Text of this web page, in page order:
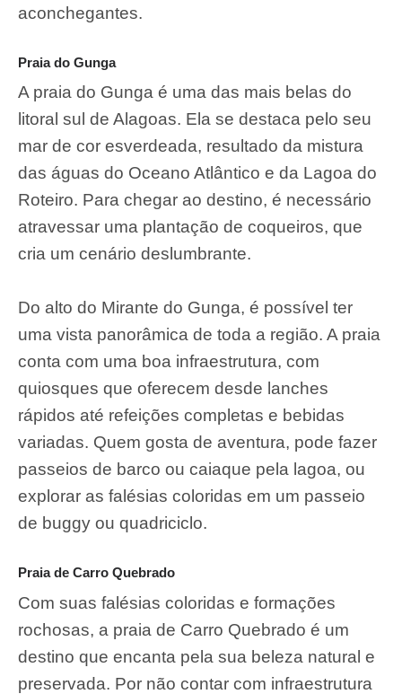
aconchegantes.
Praia do Gunga
A praia do Gunga é uma das mais belas do
litoral sul de Alagoas. Ela se destaca pelo seu
mar de cor esverdeada, resultado da mistura
das águas do Oceano Atlântico e da Lagoa do
Roteiro. Para chegar ao destino, é necessário
atravessar uma plantação de coqueiros, que
cria um cenário deslumbrante.
Do alto do Mirante do Gunga, é possível ter
uma vista panorâmica de toda a região. A praia
conta com uma boa infraestrutura, com
quiosques que oferecem desde lanches
rápidos até refeições completas e bebidas
variadas. Quem gosta de aventura, pode fazer
passeios de barco ou caiaque pela lagoa, ou
explorar as falésias coloridas em um passeio
de buggy ou quadriciclo.
Praia de Carro Quebrado
Com suas falésias coloridas e formações
rochosas, a praia de Carro Quebrado é um
destino que encanta pela sua beleza natural e
preservada. Por não contar com infraestrutura